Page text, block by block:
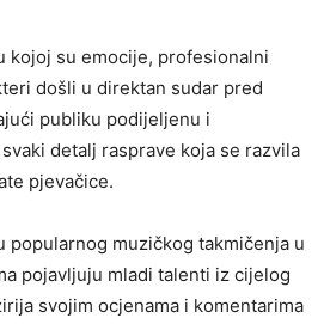
kojoj su emocije, profesionalni
došli u direktan sudar pred
publiku podijeljenu i
detalj rasprave koja se razvila
pjevačice.
popularnog muzičkog takmičenja u
pojavljuju mladi talenti iz cijelog
svojim ocjenama i komentarima